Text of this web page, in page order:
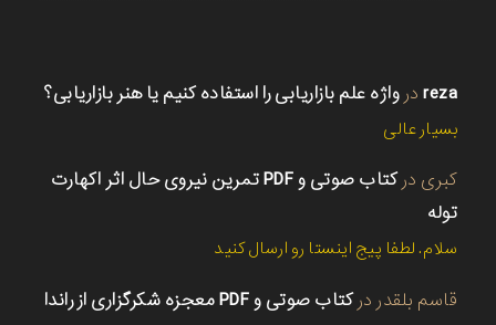
reza در واژه علم بازاریابی را استفاده کنیم یا هنر بازاریابی؟
بسیار عالی
کبری در
کتاب صوتی و PDF تمرین نیروی حال اثر اکهارت
توله
سلام. لطفا پیج اینستا رو ارسال کنید
قاسم بلقدر در
کتاب صوتی و PDF معجزه شکرگزاری از راندا